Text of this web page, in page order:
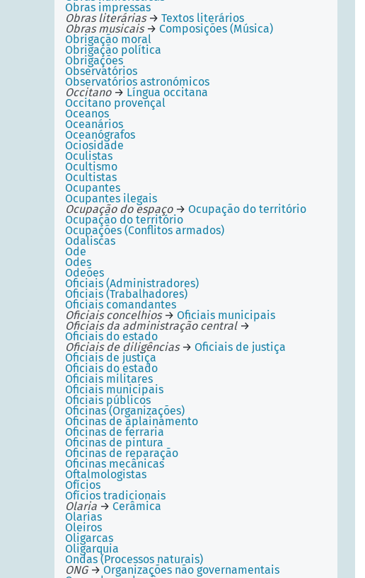
Obras impressas
Obras literárias→ Textos literários
Obras musicais→ Composições (Música)
Obrigação moral
Obrigação política
Obrigações
Observatórios
Observatórios astronómicos
Occitano→ Língua occitana
Occitano provençal
Oceanos
Oceanários
Oceanógrafos
Ociosidade
Oculistas
Ocultismo
Ocultistas
Ocupantes
Ocupantes ilegais
Ocupação do espaço→ Ocupação do território
Ocupação do território
Ocupações (Conflitos armados)
Odaliscas
Ode
Odes
Odeões
Oficiais (Administradores)
Oficiais (Trabalhadores)
Oficiais comandantes
Oficiais concelhios→ Oficiais municipais
Oficiais da administração central→
Oficiais do estado
Oficiais de diligências→ Oficiais de justiça
Oficiais de justiça
Oficiais do estado
Oficiais militares
Oficiais municipais
Oficiais públicos
Oficinas (Organizações)
Oficinas de aplainamento
Oficinas de ferraria
Oficinas de pintura
Oficinas de reparação
Oficinas mecânicas
Oftalmologistas
Ofícios
Ofícios tradicionais
Olaria → Cerâmica
Olarias
Oleiros
Oligarcas
Oligarquia
Ondas (Processos naturais)
ONG→ Organizações não governamentais